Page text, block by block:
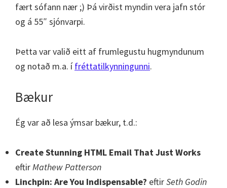
fært sófann nær ;) Þá virðist myndin vera jafn stór
og á 55″ sjónvarpi.
Þetta var valið eitt af frumlegustu hugmyndunum
og notað m.a. ífréttatilkynningunni.
Bækur
Ég var að lesa ýmsar bækur, t.d.:
Create Stunning HTML Email That Just Works
eftir Mathew Patterson
Linchpin: Are You Indispensable? eftirSeth Godin